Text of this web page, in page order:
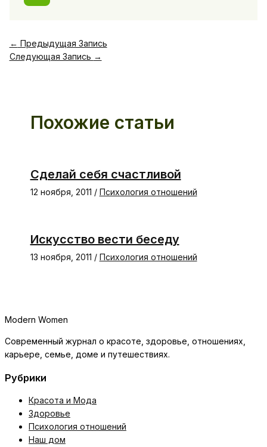
← Предыдущая Запись
Следующая Запись →
Похожие статьи
Сделай себя счастливой
12 ноября, 2011 / Психология отношений
Искусство вести беседу
13 ноября, 2011 / Психология отношений
Modern Women
Современный журнал о красоте, здоровье, отношениях,
карьере, семье, доме и путешествиях.
Рубрики
Красота и Мода
Здоровье
Психология отношений
Наш дом